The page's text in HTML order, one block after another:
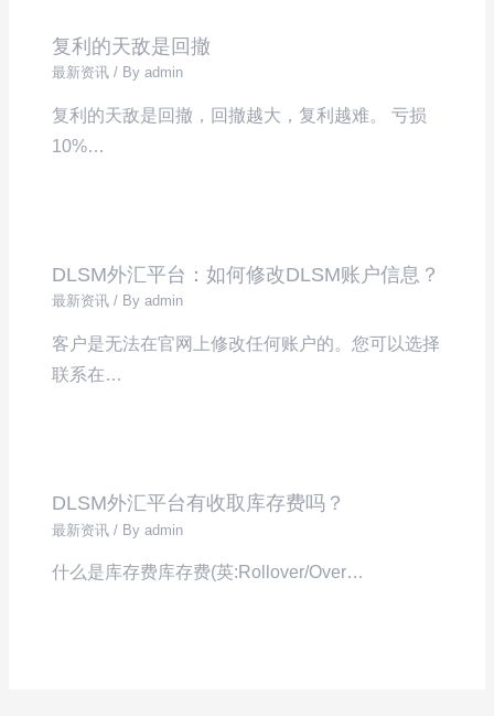
复利的天敌是回撤
最新资讯 / Byadmin
复利的天敌是回撤，回撤越大，复利越难。 亏损
10%…
DLSM外汇平台：如何修改DLSM账户信息？
最新资讯 / Byadmin
客户是无法在官网上修改任何账户的。您可以选择
联系在…
DLSM外汇平台有收取库存费吗？
最新资讯 / Byadmin
什么是库存费库存费(英:Rollover/Over…